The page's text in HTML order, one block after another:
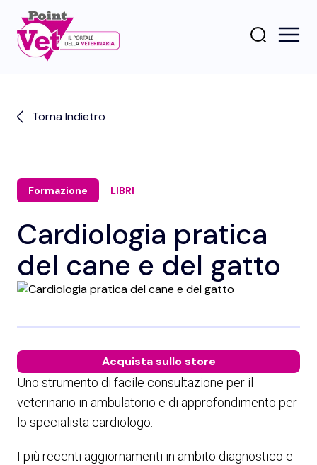
Torna Indietro
Formazione LIBRI
Cardiologia pratica
del cane e del gatto
Uno strumento di facile consultazione per il
veterinario in ambulatorio e di approfondimento per
lo specialista cardiologo.
I più recenti aggiornamenti in ambito diagnostico e
Acquista sullo store